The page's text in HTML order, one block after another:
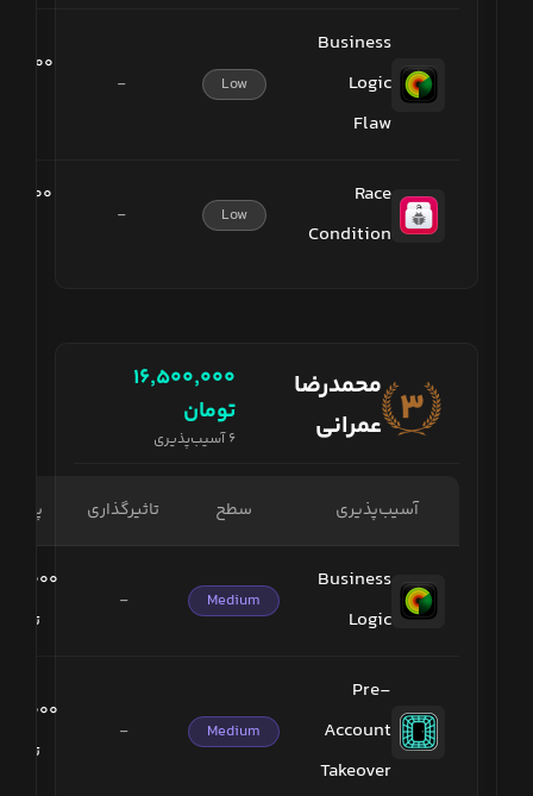
Business
Logic
Flaw
Low
-
Race
Condition
Low
-
محمدرضا
عمرانی
۱۶٬۵۰۰٬۰۰۰
تومان
۶آسیب‌پذیری
آسیب‌پذیری سطح تاثیرگذاری
Business
Logic
Medium
-
Pre-
Account
Takeover
Medium
-